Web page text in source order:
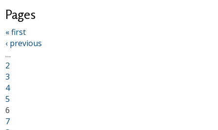
Pages
« first
‹ previous
…
2
3
4
5
6
7